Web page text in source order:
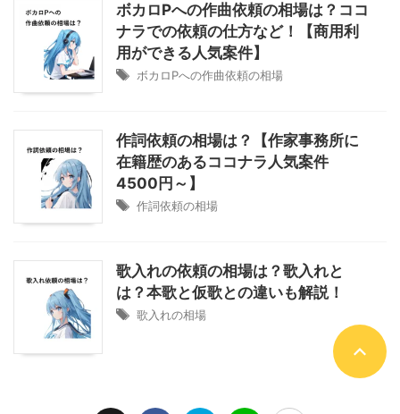
ボカロPへの作曲依頼の相場は？ココ
ナラでの依頼の仕方など！【商用利
用ができる人気案件】
ボカロPへの作曲依頼の相場
作詞依頼の相場は？【作家事務所に
在籍歴のあるココナラ人気案件
4500円～】
作詞依頼の相場
歌入れの依頼の相場は？歌入れと
は？本歌と仮歌との違いも解説！
歌入れの相場